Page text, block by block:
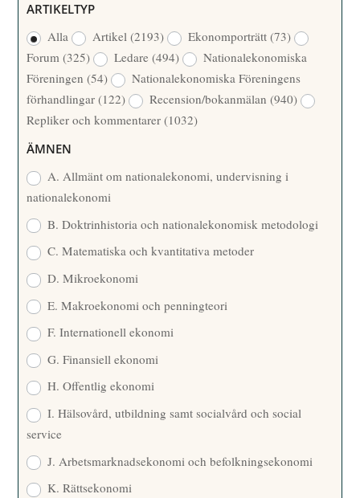
/
Å
R
R
F
A
T
T
A
R
ARTIKELTYP
Alla
Artikel(2193) Ekonomporträtt(73)
Forum(325) Ledare(494)
Nationalekonomiska
Föreningen(54)
Nationalekonomiska Föreningens
förhandlingar(122) Recension/bokanmälan(940)
Repliker och kommentarer(1032)
ÄMNEN
A. Allmänt om nationalekonomi, undervisning i
nationalekonomi
B. Doktrinhistoria och nationalekonomisk metodologi
C. Matematiska och kvantitativa metoder
D. Mikroekonomi
E. Makroekonomi och penningteori
F. Internationell ekonomi
G. Finansiell ekonomi
H. Offentlig ekonomi
I. Hälsovård, utbildning samt socialvård och social
service
J. Arbetsmarknadsekonomi och befolkningsekonomi
K. Rättsekonomi